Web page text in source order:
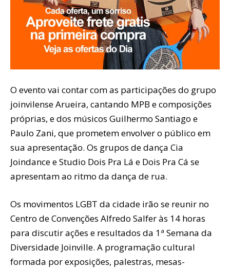
O evento vai contar com as participações do grupo
joinvilense Arueira, cantando MPB e composições
próprias, e dos músicos Guilhermo Santiago e
Paulo Zani, que prometem envolver o público em
sua apresentação. Os grupos de dança Cia
Joindance e Studio Dois Pra Lá e Dois Pra Cá se
apresentam ao ritmo da dança de rua.
Os movimentos LGBT da cidade irão se reunir no
Centro de Convenções Alfredo Salfer às 14 horas
para discutir ações e resultados da 1ª Semana da
Diversidade Joinville. A programação cultural
formada por exposições, palestras, mesas-